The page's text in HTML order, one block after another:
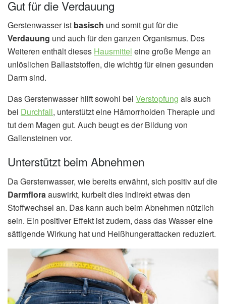
Gut für die Verdauung
Gerstenwasser ist basisch und somit gut für die
Verdauung und auch für den ganzen Organismus. Des
Weiteren enthält dieses Hausmittel eine große Menge an
unlöslichen Ballaststoffen, die wichtig für einen gesunden
Darm sind.
Das Gerstenwasser hilft sowohl bei Verstopfung als auch
bei Durchfall, unterstützt eine Hämorrhoiden Therapie und
tut dem Magen gut. Auch beugt es der Bildung von
Gallensteinen vor.
Unterstützt beim Abnehmen
Da Gerstenwasser, wie bereits erwähnt, sich positiv auf die
Darmflora auswirkt, kurbelt dies indirekt etwas den
Stoffwechsel an. Das kann auch beim Abnehmen nützlich
sein. Ein positiver Effekt ist zudem, dass das Wasser eine
sättigende Wirkung hat und Heißhungerattacken reduziert.